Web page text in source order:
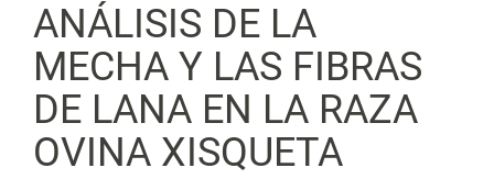
ANÁLISIS DE LA
MECHA Y LAS FIBRAS
DE LANA EN LA RAZA
OVINA XISQUETA